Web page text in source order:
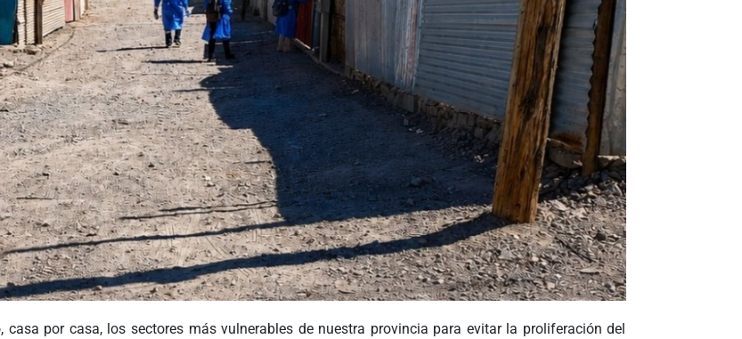
por casa, los sectores más vulnerables de nuestra provincia para evitar la proliferación del